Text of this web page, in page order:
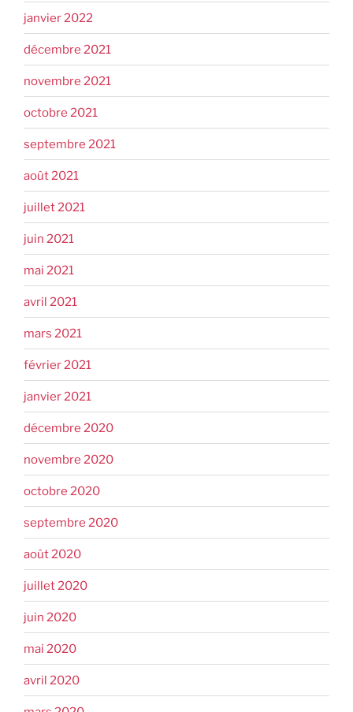
janvier 2022
décembre 2021
novembre 2021
octobre 2021
septembre 2021
août 2021
juillet 2021
juin 2021
mai 2021
avril 2021
mars 2021
février 2021
janvier 2021
décembre 2020
novembre 2020
octobre 2020
septembre 2020
août 2020
juillet 2020
juin 2020
mai 2020
avril 2020